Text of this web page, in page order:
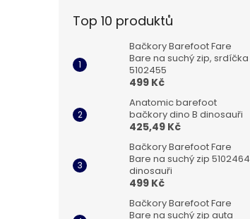
Top 10 produktů
Bačkory Barefoot Fare
Bare na suchý zip, srdíčka
5102455
499 Kč
Anatomic barefoot
bačkory dino B dinosauři
425,49 Kč
Bačkory Barefoot Fare
Bare na suchý zip 5102464
dinosauři
499 Kč
Bačkory Barefoot Fare
Bare na suchý zip auta